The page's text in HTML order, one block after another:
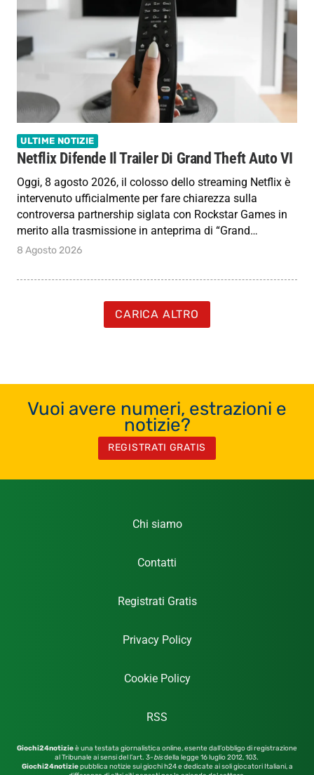
ULTIME NOTIZIE
Netflix Difende Il Trailer Di Grand Theft Auto VI
Oggi, 8 agosto 2026, il colosso dello streaming Netflix è
intervenuto ufficialmente per fare chiarezza sulla
controversa partnership siglata con Rockstar Games in
merito alla trasmissione in anteprima di “Grand…
8 Agosto 2026
CARICA ALTRO
Vuoi avere numeri, estrazioni e
notizie?
REGISTRATI GRATIS
Chi siamo
Contatti
Registrati Gratis
Privacy Policy
Cookie Policy
RSS
Giochi24notizieè una testata giornalistica online, esente dall’obbligo di registrazione
al Tribunale ai sensi del l’art. 3-bisdella legge 16 luglio 2012,103.
Giochi24notiziepubblica notizie sui giochi h24 e dedicate ai soli giocatori Italiani, a